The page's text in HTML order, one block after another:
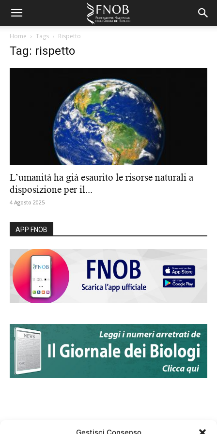
Home Tags Rispetto
Tag: rispetto
L’umanità ha già esaurito le risorse naturali a
disposizione per il...
4 Agosto 2025
APP FNOB